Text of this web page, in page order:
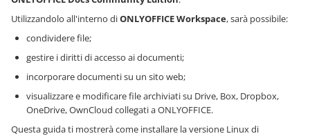
Utilizzandolo all'interno diONLYOFFICE Workspace, sarà possibile:
condividere file;
gestire i diritti di accesso ai documenti;
incorporare documenti su un sito web;
visualizzare e modificare file archiviati su Drive, Box, Dropbox,
OneDrive, OwnCloud collegati a ONLYOFFICE.
Questa guida ti mostrerà come installare la versione Linux di